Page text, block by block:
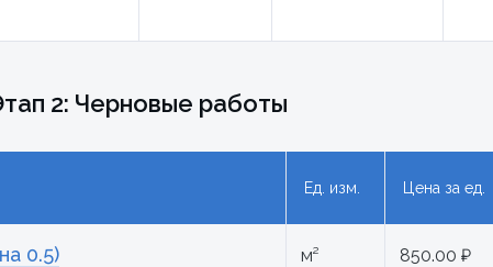
2: Черновые работы
Ед. изм. Цена за ед.
0.5) м² 850.00 ₽